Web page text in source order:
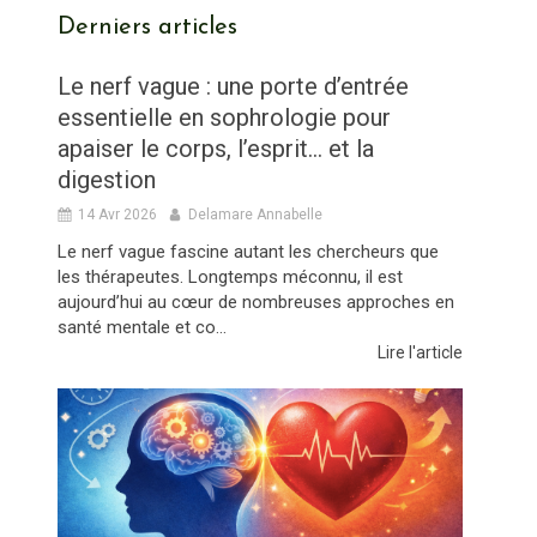
Derniers articles
Le nerf vague : une porte d’entrée
essentielle en sophrologie pour
apaiser le corps, l’esprit… et la
digestion
14 Avr 2026 Delamare Annabelle
Le nerf vague fascine autant les chercheurs que
les thérapeutes. Longtemps méconnu, il est
aujourd’hui au cœur de nombreuses approches en
santé mentale et co...
Lire l'article